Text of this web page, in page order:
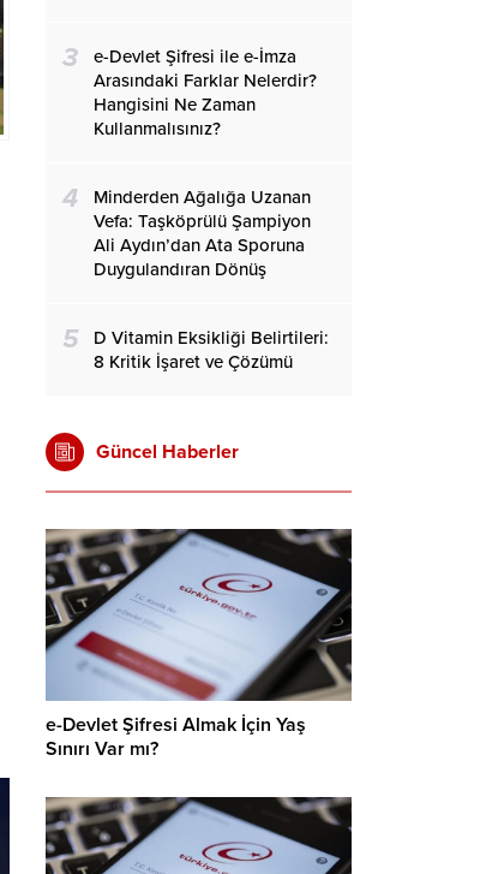
3
e-Devlet Şifresi ile e-İmza
Arasındaki Farklar Nelerdir?
Hangisini Ne Zaman
Kullanmalısınız?
4
Minderden Ağalığa Uzanan
Vefa: Taşköprülü Şampiyon
Ali Aydın’dan Ata Sporuna
Duygulandıran Dönüş
5
D Vitamin Eksikliği Belirtileri:
8 Kritik İşaret ve Çözümü
Güncel Haberler
e-Devlet Şifresi Almak İçin Yaş
Sınırı Var mı?